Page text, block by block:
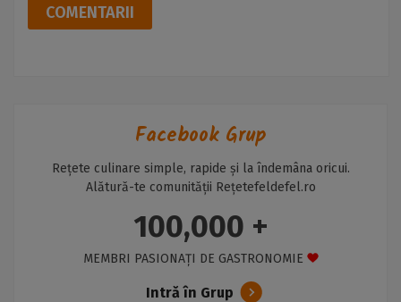
COMENTARII
Facebook Grup
Rețete culinare simple, rapide și la îndemâna oricui.
Alătură-te comunității Rețetefeldefel.ro
100,000 +
MEMBRI PASIONAȚI DE GASTRONOMIE
Intră în Grup